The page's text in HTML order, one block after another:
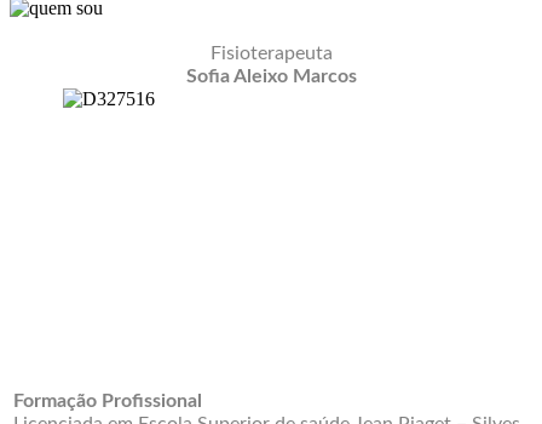
Fisioterapeuta
Sofia Aleixo Marcos
Formação Profissional